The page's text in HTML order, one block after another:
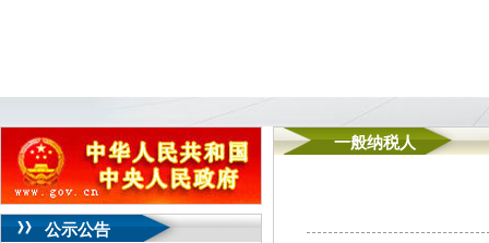
公示公告
一般纳税人